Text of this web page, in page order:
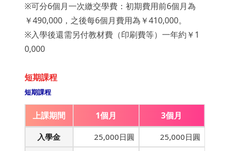
※可分6個月一次繳交學費：初期費用前6個月為
￥490,000，之後每6個月費用為￥410,000。
※入學後還需另付教材費（印刷費等）一年約￥1
0,000
短期課程
短期課程
上課期間 1個月 3個月
入學金 25,000日圓
25,000日圓